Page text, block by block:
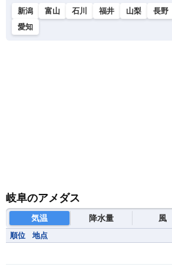
新潟 富山 石川 福井 山梨 長野
愛知
岐阜のアメダス
気温 降水量 風
順位 地点